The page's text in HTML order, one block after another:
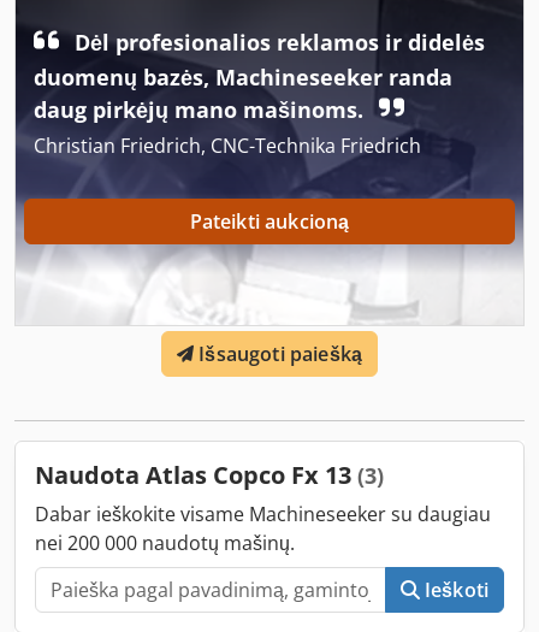
VADOVU IR CE DEKLARACIJA
Dėl profesionalios reklamos ir didelės
duomenų bazės, Machineseeker randa
daug pirkėjų mano mašinoms.
Christian Friedrich, CNC-Technika Friedrich
Pateikti aukcioną
Išsaugoti paiešką
Naudota Atlas Copco Fx 13 (3)
Dabar ieškokite visame Machineseeker su daugiau
nei 200 000 naudotų mašinų.
Ieškoti